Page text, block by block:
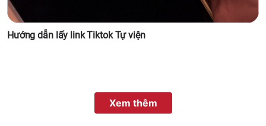
Hướng dẫn lấy link Tiktok Tự viện
Xem thêm